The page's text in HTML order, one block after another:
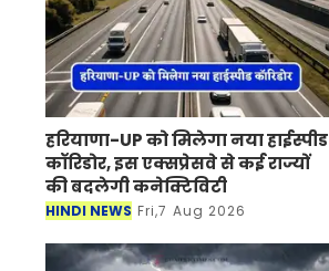
हरियाणा-UP को मिलेगा नया हाईस्पीड
कॉरिडोर, इस एक्सप्रेसवे से कई राज्यों
की बदलेगी कनेक्टिविटी
HINDI NEWS Fri,7 Aug 2026